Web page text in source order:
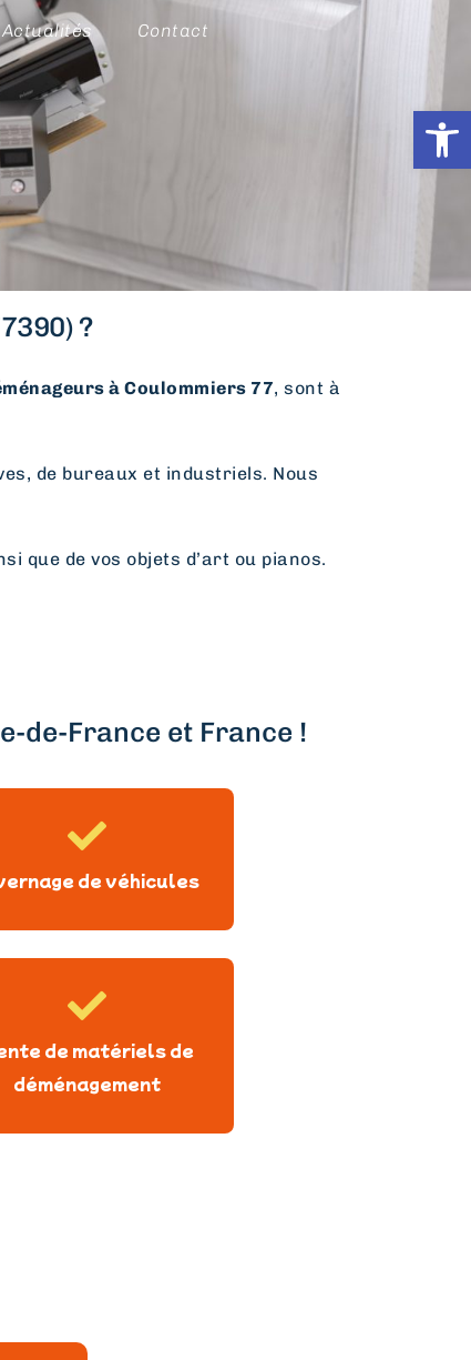
Ouvrir
Actualités Contact
?
à Coulommiers 77, sont à
de bureaux et industriels. Nous
que de vos objets d’art ou pianos.
de-France et France !
de véhicules
de matériels de
déménagement